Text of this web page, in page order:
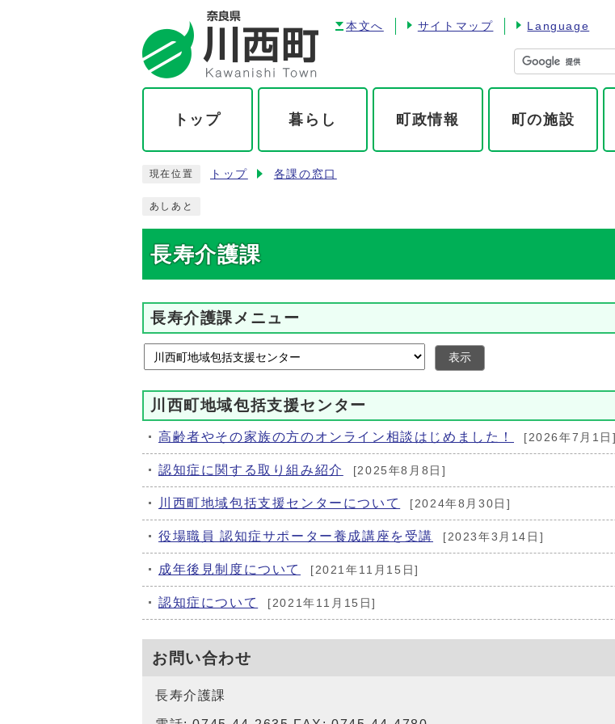
本文へ サイトマップ Language
トップ 暮らし 町政情報 町の施設
現在位置 トップ 各課の窓口
あしあと
長寿介護課
長寿介護課メニュー
表示
川西町地域包括支援センター
高齢者やその家族の方のオンライン相談はじめました！ [2026年7月1日]
認知症に関する取り組み紹介 [2025年8月8日]
川西町地域包括支援センターについて [2024年8月30日]
役場職員 認知症サポーター養成講座を受講 [2023年3月14日]
成年後見制度について [2021年11月15日]
認知症について [2021年11月15日]
お問い合わせ
長寿介護課